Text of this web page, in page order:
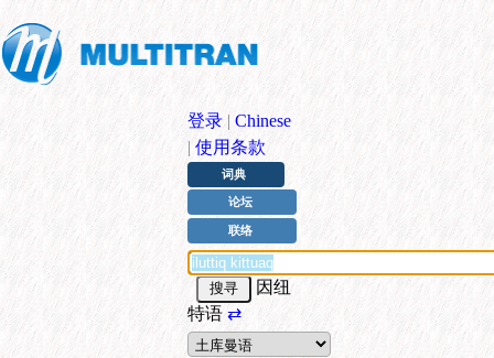
登录 | Chinese
| 使用条款
词典
论坛
联络
因纽
特语⇄